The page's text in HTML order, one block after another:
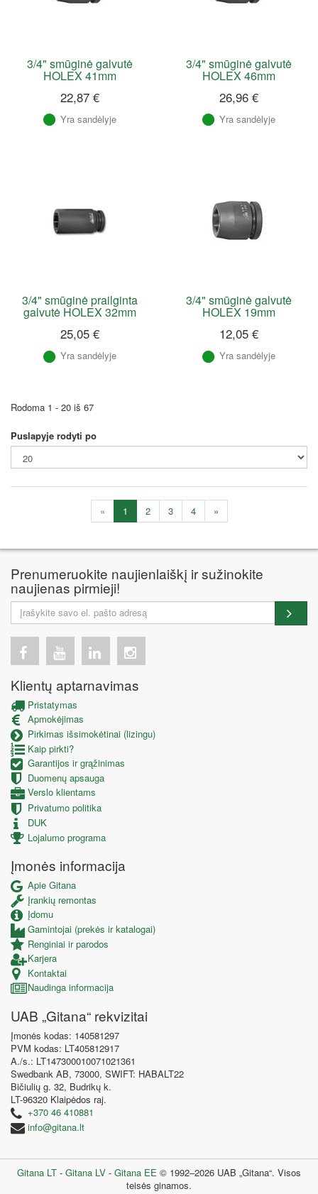
3/4" smūginė galvutė
HOLEX 41mm
22,87 €
Yra sandėlyje
3/4" smūginė galvutė
HOLEX 46mm
26,96 €
Yra sandėlyje
3/4" smūginė prailginta
galvutė HOLEX 32mm
25,05 €
Yra sandėlyje
3/4" smūginė galvutė
HOLEX 19mm
12,05 €
Yra sandėlyje
Rodoma 1 - 20 iš 67
Puslapyje rodyti po
« 1 2 3 4 »
Prenumeruokite naujienlaiškį ir sužinokite
naujienas pirmieji!
Klientų aptarnavimas
Pristatymas
Apmokėjimas
Pirkimas išsimokėtinai (lizingu)
Kaip pirkti?
Garantijos ir grąžinimas
Duomenų apsauga
Verslo klientams
Privatumo politika
DUK
Lojalumo programa
Įmonės informacija
Apie Gitana
Įrankių remontas
Įdomu
Gamintojai (prekės ir katalogai)
Renginiai ir parodos
Karjera
Kontaktai
Naudinga informacija
UAB „Gitana“ rekvizitai
Įmonės kodas: 140581297
PVM kodas: LT405812917
A./s.: LT147300010071021361
Swedbank AB, 73000, SWIFT: HABALT22
Bičiulių g. 32, Budrikų k.
LT-96320 Klaipėdos raj.
+370 46 410881
info@gitana.lt
Gitana LT - Gitana LV - Gitana EE © 1992–2026 UAB „Gitana“. Visos
teisės ginamos.